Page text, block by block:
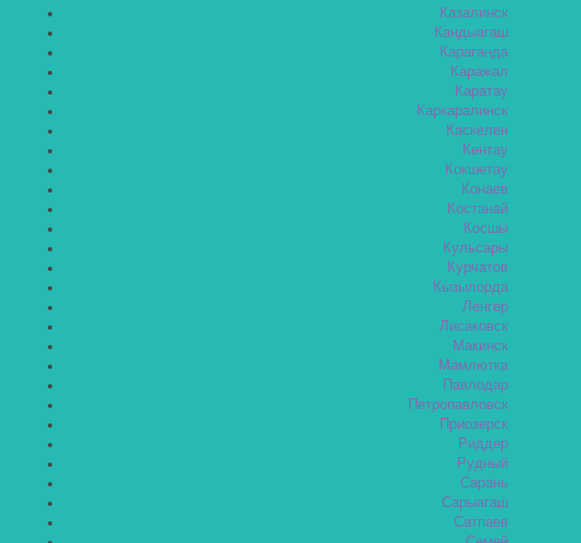
Казалинск
Кандыагаш
Караганда
Каражал
Каратау
Каркаралинск
Каскелен
Кентау
Кокшетау
Конаев
Костанай
Косшы
Кульсары
Курчатов
Кызылорда
Ленгер
Лисаковск
Макинск
Мамлютка
Павлодар
Петропавловск
Приозерск
Риддер
Рудный
Сарань
Сарыагаш
Сатпаев